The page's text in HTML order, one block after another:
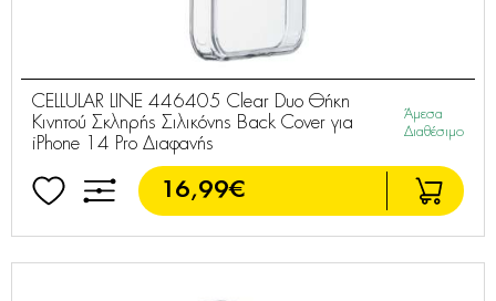
CELLULAR LINE 446405 Clear Duo Θήκη
Κινητού Σκληρής Σιλικόνης Back Cover για
iPhone 14 Pro Διαφανής
Άμεσα
Διαθέσιμο
16,99€